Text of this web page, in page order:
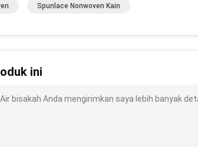
Spunlace Nonwoven Kain
ini
bisakah Anda mengirimkan saya lebih banyak